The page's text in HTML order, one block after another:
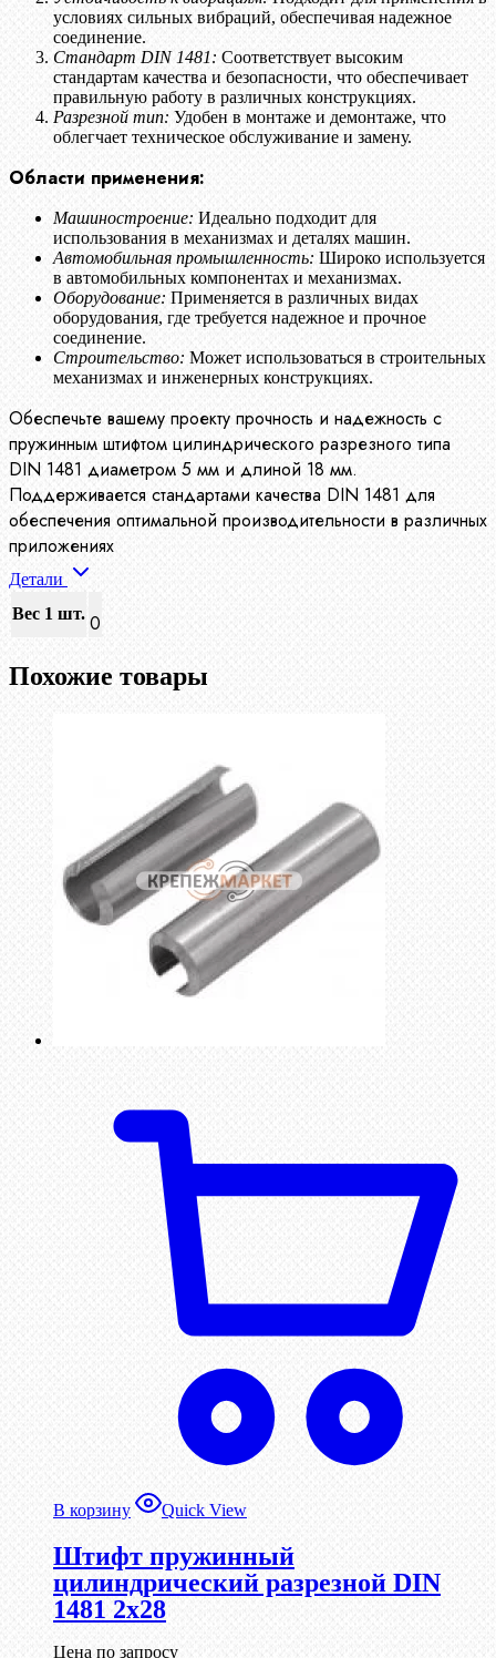
условиях сильных вибраций, обеспечивая надежное
соединение.
Стандарт DIN 1481: Соответствует высоким
стандартам качества и безопасности, что обеспечивает
правильную работу в различных конструкциях.
Разрезной тип: Удобен в монтаже и демонтаже, что
облегчает техническое обслуживание и замену.
Области применения:
Машиностроение: Идеально подходит для
использования в механизмах и деталях машин.
Автомобильная промышленность: Широко используется
в автомобильных компонентах и механизмах.
Оборудование: Применяется в различных видах
оборудования, где требуется надежное и прочное
соединение.
Строительство: Может использоваться в строительных
механизмах и инженерных конструкциях.
Обеспечьте вашему проекту прочность и надежность с
пружинным штифтом цилиндрического разрезного типа
DIN 1481 диаметром 5 мм и длиной 18 мм.
Поддерживается стандартами качества DIN 1481 для
обеспечения оптимальной производительности в различных
приложениях
Детали
Вес 1 шт. 0
Похожие товары
В корзину Quick View
Штифт пружинный
цилиндрический разрезной DIN
1481 2х28
Цена по запросу